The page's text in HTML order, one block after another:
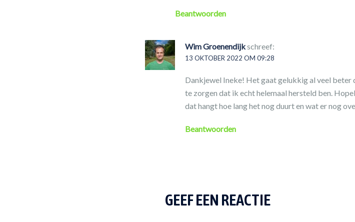
Beantwoorden
Wim Groenendijkschreef:
13 OKTOBER 2022 OM 09:28
Dankjewel Ineke! Het gaat gelukkig al veel beter
te zorgen dat ik echt helemaal hersteld ben.
dat hangt hoe lang het nog duurt en wat er nog
Beantwoorden
GEEF EEN REACTIE